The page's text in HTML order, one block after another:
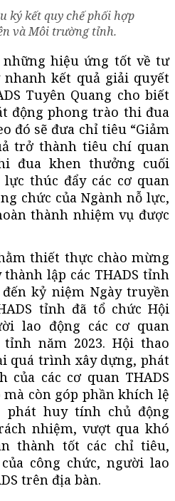
ký kết quy chế phối hợp
và Môi trường tỉnh.
hiệu ứng tốt về tư
kết quả giải quyết
Tuyên Quang cho biết
động phong trào thi đua
đó sẽ đưa chỉ tiêu “Giảm
trở thành tiêu chí quan
đua khen thưởng cuối
thúc đẩy các cơ quan
chức của Ngành nỗ lực,
thành nhiệm vụ được
thiết thực chào mừng
lập các THADS tỉnh
kỷ niệm Ngày truyền
tỉnh đã tổ chức Hội
lao động các cơ quan
năm 2023. Hội thao
quá trình xây dựng, phát
các cơ quan THADS
còn góp phần khích lệ
phát huy tính chủ động
nhiệm, vượt qua khó
thành tốt các chỉ tiêu,
công chức, người lao
trên địa bàn.